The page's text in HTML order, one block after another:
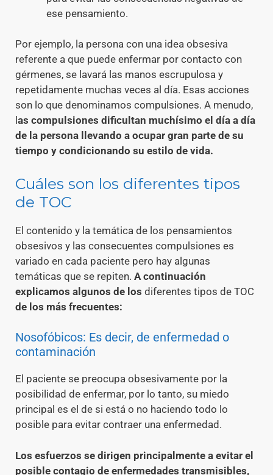
ese pensamiento.
Por ejemplo, la persona con una idea obsesiva
referente a que puede enfermar por contacto con
gérmenes, se lavará las manos escrupulosa y
repetidamente muchas veces al día. Esas acciones
son lo que denominamos compulsiones. A menudo,
as compulsiones dificultan muchísimo el día a día
de la persona llevando a ocupar gran parte de su
tiempo y condicionando su estilo de vida.
Cuáles son los diferentes tipos
de TOC
El contenido y la temática de los pensamientos
obsesivos y las consecuentes compulsiones es
variado en cada paciente pero hay algunas
temáticas que se repiten. A continuación
explicamos algunos de los diferentes tipos de TOC
de los más frecuentes:
Nosofóbicos: Es decir, de enfermedad o
contaminación
El paciente se preocupa obsesivamente por la
posibilidad de enfermar, por lo tanto, su miedo
principal es el de si está o no haciendo todo lo
posible para evitar contraer una enfermedad.
Los esfuerzos se dirigen principalmente a evitar el
posible contagio de enfermedades transmisibles,